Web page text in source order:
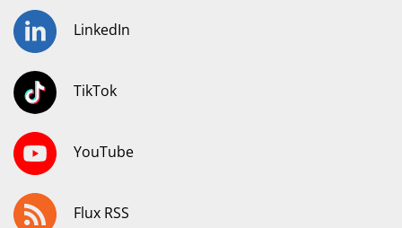
LinkedIn
TikTok
YouTube
Flux RSS